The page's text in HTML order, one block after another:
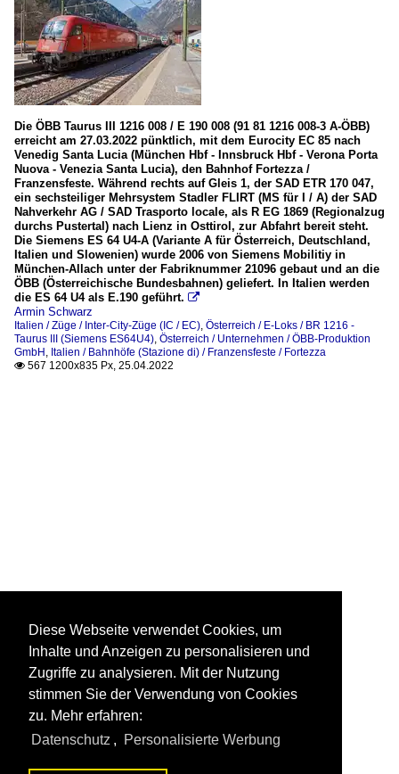
Die ÖBB Taurus III 1216 008 / E 190 008 (91 81 1216 008-3 A-ÖBB)
erreicht am 27.03.2022 pünktlich, mit dem Eurocity EC 85 nach
Venedig Santa Lucia (München Hbf - Innsbruck Hbf - Verona Porta
Nuova - Venezia Santa Lucia), den Bahnhof Fortezza /
Franzensfeste. Während rechts auf Gleis 1, der SAD ETR 170 047,
ein sechsteiliger Mehrsystem Stadler FLIRT (MS für I / A) der SAD
Nahverkehr AG / SAD Trasporto locale, als R EG 1869 (Regionalzug
durchs Pustertal) nach Lienz in Osttirol, zur Abfahrt bereit steht.
Die Siemens ES 64 U4-A (Variante A für Österreich, Deutschland,
Italien und Slowenien) wurde 2006 von Siemens Mobilitiy in
München-Allach unter der Fabriknummer 21096 gebaut und an die
ÖBB (Österreichische Bundesbahnen) geliefert. In Italien werden
die ES 64 U4 als E.190 geführt. 
Armin Schwarz
Italien / Züge / Inter-City-Züge (IC / EC), Österreich / E-Loks / BR 1216 -
Taurus III (Siemens ES64U4), Österreich / Unternehmen / ÖBB-Produktion
GmbH, Italien / Bahnhöfe (Stazione di) / Franzensfeste / Fortezza
 567 1200x835 Px, 25.04.2022
Diese Webseite verwendet Cookies, um
Inhalte und Anzeigen zu personalisieren und
Zugriffe zu analysieren. Mit der Nutzung
stimmen Sie der Verwendung von Cookies
zu. Mehr erfahren:
Datenschutz , Personalisierte Werbung